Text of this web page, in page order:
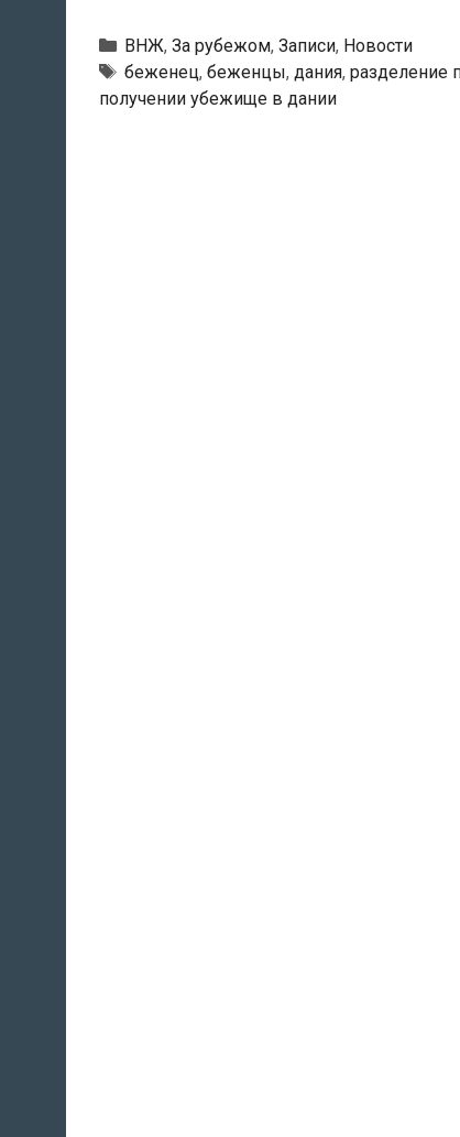
Рубрики
ВНЖ, За рубежом, Записи, Новости
Тэги
беженец, беженцы, дания, разделение
получении убежище в дании